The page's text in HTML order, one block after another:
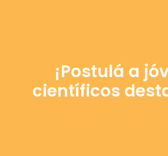
¡Postulá a
científicos